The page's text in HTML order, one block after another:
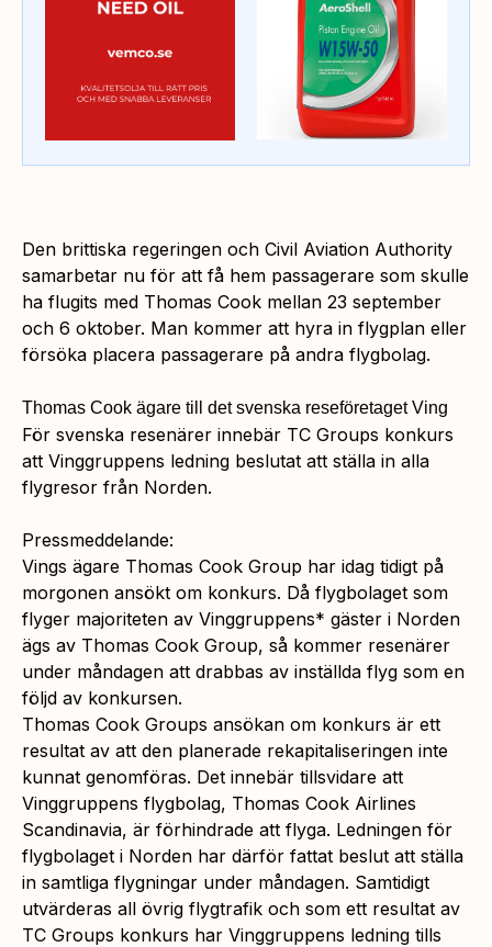
Den brittiska regeringen och Civil Aviation Authority
samarbetar nu för att få hem passagerare som skulle
ha flugits med Thomas Cook mellan 23 september
och 6 oktober. Man kommer att hyra in flygplan eller
försöka placera passagerare på andra flygbolag.
Thomas Cook ägare till det svenska reseföretaget Ving
För svenska resenärer innebär TC Groups konkurs
att Vinggruppens ledning beslutat att ställa in alla
flygresor från Norden.
Pressmeddelande:
Vings ägare Thomas Cook Group har idag tidigt på
morgonen ansökt om konkurs. Då flygbolaget som
flyger majoriteten av Vinggruppens* gäster i Norden
ägs av Thomas Cook Group, så kommer resenärer
under måndagen att drabbas av inställda flyg som en
följd av konkursen.
Thomas Cook Groups ansökan om konkurs är ett
resultat av att den planerade rekapitaliseringen inte
kunnat genomföras. Det innebär tillsvidare att
Vinggruppens flygbolag, Thomas Cook Airlines
Scandinavia, är förhindrade att flyga. Ledningen för
flygbolaget i Norden har därför fattat beslut att ställa
in samtliga flygningar under måndagen. Samtidigt
utvärderas all övrig flygtrafik och som ett resultat av
TC Groups konkurs har Vinggruppens ledning tills